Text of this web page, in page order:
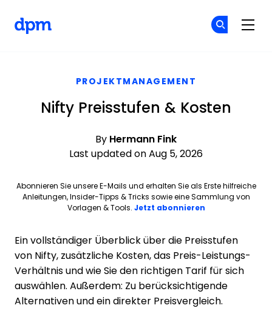
PROJEKTMANAGEMENT
Nifty Preisstufen & Kosten
By Hermann Fink
Last updated on Aug 5, 2026
Abonnieren Sie unsere E-Mails und erhalten Sie als Erste hilfreiche
Anleitungen, Insider-Tipps & Tricks sowie eine Sammlung von
Vorlagen & Tools. Jetzt abonnieren
Ein vollständiger Überblick über die Preisstufen
von Nifty, zusätzliche Kosten, das Preis-Leistungs-
Verhältnis und wie Sie den richtigen Tarif für sich
auswählen. Außerdem: Zu berücksichtigende
Alternativen und ein direkter Preisvergleich.